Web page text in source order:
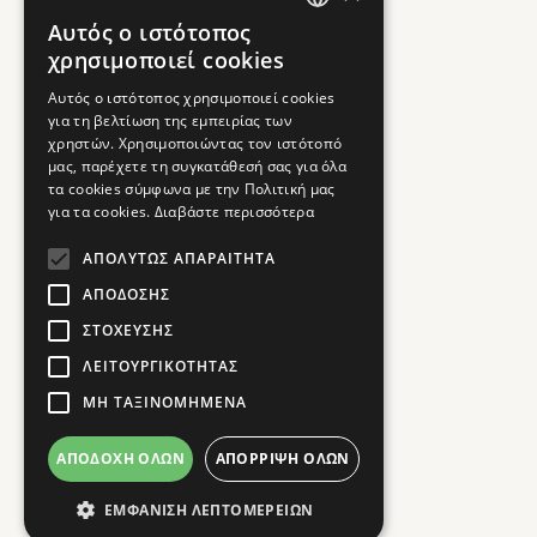
Αυτός ο ιστότοπος
χρησιμοποιεί cookies
Αυτός ο ιστότοπος χρησιμοποιεί cookies
για τη βελτίωση της εμπειρίας των
χρηστών. Χρησιμοποιώντας τον ιστότοπό
μας, παρέχετε τη συγκατάθεσή σας για όλα
τα cookies σύμφωνα με την Πολιτική μας
για τα cookies. Διαβάστε περισσότερα
ΑΠΟΛΎΤΩΣ ΑΠΑΡΑΊΤΗΤΑ
ΑΠΌΔΟΣΗΣ
ΣΤΌΧΕΥΣΗΣ
ΛΕΙΤΟΥΡΓΙΚΌΤΗΤΑΣ
ΜΗ ΤΑΞΙΝΟΜΗΜΈΝΑ
ΑΠΟΔΟΧΉ ΌΛΩΝ ΑΠΌΡΡΙΨΗ ΌΛΩΝ
ΕΜΦΆΝΙΣΗ ΛΕΠΤΟΜΕΡΕΙΏΝ